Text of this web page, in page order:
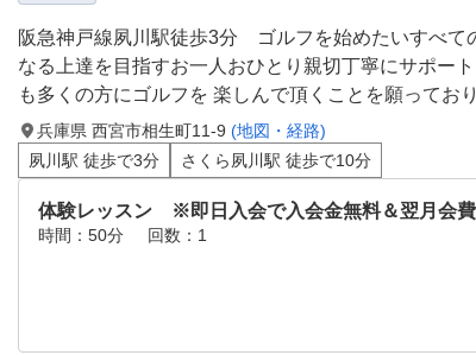
阪急神戸線夙川駅徒歩3分 ゴルフを始めたいすべて
なる上達を目指すお一人おひとり親切丁寧にサポー
も多くの方にゴルフを 楽しんで頂くことを願っており
兵庫県 西宮市相生町11-9 (地図・経路)
夙川駅 徒歩で3分
さくら夙川駅 徒歩で10分
体験レッスン ※即日入会で入会金無料＆翌月会費
時間：50分 回数：1